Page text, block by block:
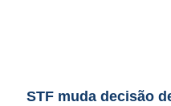
STF muda decisão